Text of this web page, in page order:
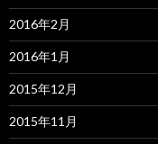
2016年2月
2016年1月
2015年12月
2015年11月